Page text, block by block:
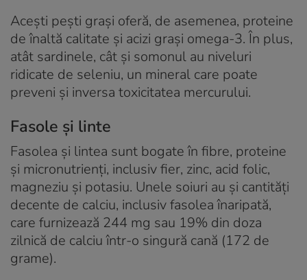
Acești pești grași oferă, de asemenea, proteine
de înaltă calitate și acizi grași omega-3. În plus,
atât sardinele, cât și somonul au niveluri
ridicate de seleniu, un mineral care poate
preveni și inversa toxicitatea mercurului.
Fasole și linte
Fasolea și lintea sunt bogate în fibre, proteine
și micronutrienți, inclusiv fier, zinc, acid folic,
magneziu și potasiu. Unele soiuri au și cantități
decente de calciu, inclusiv fasolea înaripată,
care furnizează 244 mg sau 19% din doza
zilnică de calciu într-o singură cană (172 de
grame).